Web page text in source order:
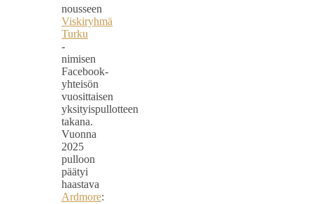
nousseen
Viskiryhmä
Turku
-
nimisen
Facebook-
yhteisön
vuosittaisen
yksityispullotteen
takana.
Vuonna
2025
pulloon
päätyi
haastava
Ardmore: